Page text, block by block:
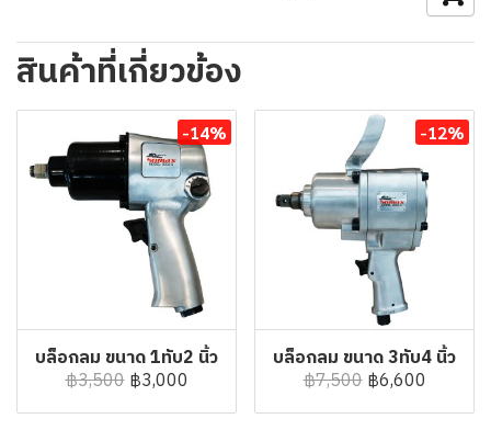
สินค้าที่เกี่ยวข้อง
-14%
บล็อกลม ขนาด 1ทับ2 นิ้ว
฿3,500 ฿3,000
-12%
บล็อกลม ขนาด 3ทับ4 นิ้ว
฿7,500 ฿6,600